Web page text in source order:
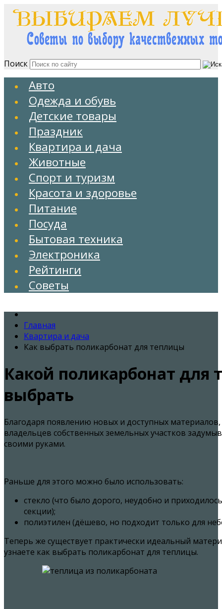
Поиск
Авто
Одежда и обувь
Детские товары
Праздник
Квартира и дача
Животные
Спорт и туризм
Красота и здоровье
Питание
Посуда
Бытовая техника
Электроника
Рейтинги
Советы
Главная
Квартира и дача
Как выбрать поликарбонат для теплицы
Какой поликарбонат
выбрать
Благодаря появлению новых и доступных
владельцев собственных земельных участков
своими руками.
Раньше для этого можно было использовать:
стекло (что было дорого, неудобно и
секции);
полиэтилен (дёшево, но подходит только для
Теперь же существует практически идеальный
узнаете как выбрать поликарбонат для теплицы.